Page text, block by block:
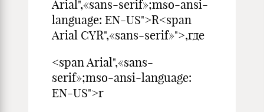
Arial",«sans-serif»;mso-ansi-
language: EN-US">R<span
Arial CYR",«sans-serif»">,где
<span Arial",«sans-
serif»;mso-ansi-language:
EN-US">r